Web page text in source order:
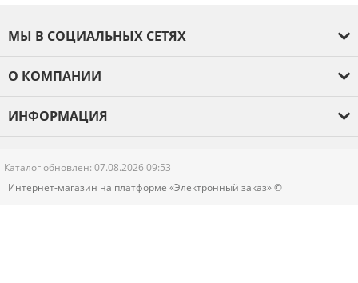
МЫ В СОЦИАЛЬНЫХ СЕТЯХ
О КОМПАНИИ
Новости
ИНФОРМАЦИЯ
Каталог обновлен: 07.08.2026 09:53
Интернет-магазин на платформе «Электронный заказ» ©